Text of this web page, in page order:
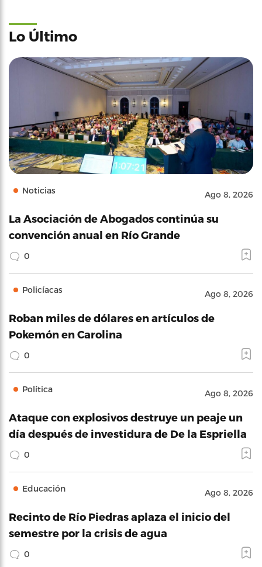
Lo Último
Noticias Ago 8, 2026
La Asociación de Abogados continúa su
convención anual en Río Grande
0
Policíacas Ago 8, 2026
Roban miles de dólares en artículos de
Pokemón en Carolina
0
Política Ago 8, 2026
Ataque con explosivos destruye un peaje un
día después de investidura de De la Espriella
0
Educación Ago 8, 2026
Recinto de Río Piedras aplaza el inicio del
semestre por la crisis de agua
0